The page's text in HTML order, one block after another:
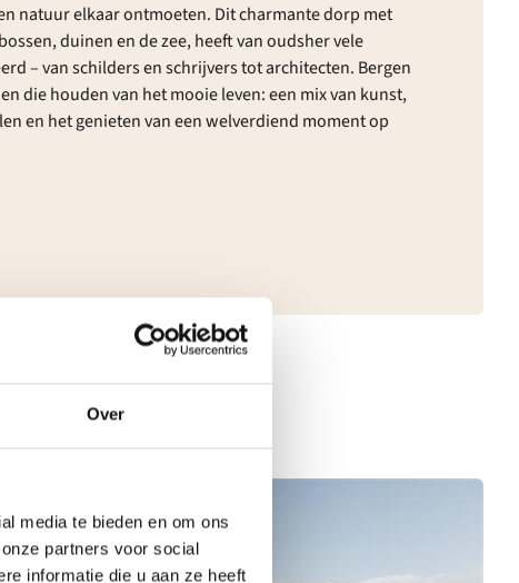
Over
media te bieden en om ons
partners voor social
informatie die u aan ze heeft
natuur elkaar ontmoeten. Dit charmante dorp met
duinen en de zee, heeft van oudsher vele
– van schilders en schrijvers tot architecten. Bergen
die houden van het mooie leven: een mix van kunst,
en het genieten van een welverdiend moment op